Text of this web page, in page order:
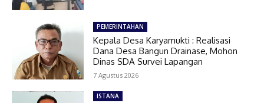
PEMERINTAHAN
Kepala Desa Karyamukti : Realisasi
Dana Desa Bangun Drainase, Mohon
Dinas SDA Survei Lapangan
7 Agustus 2026
ISTANA